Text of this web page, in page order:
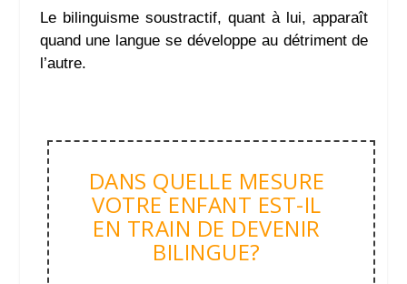
Le bilinguisme soustractif, quant à lui, apparaît
quand une langue se développe au détriment de
l’autre.
DANS QUELLE MESURE
VOTRE ENFANT EST-IL
EN TRAIN DE DEVENIR
BILINGUE?